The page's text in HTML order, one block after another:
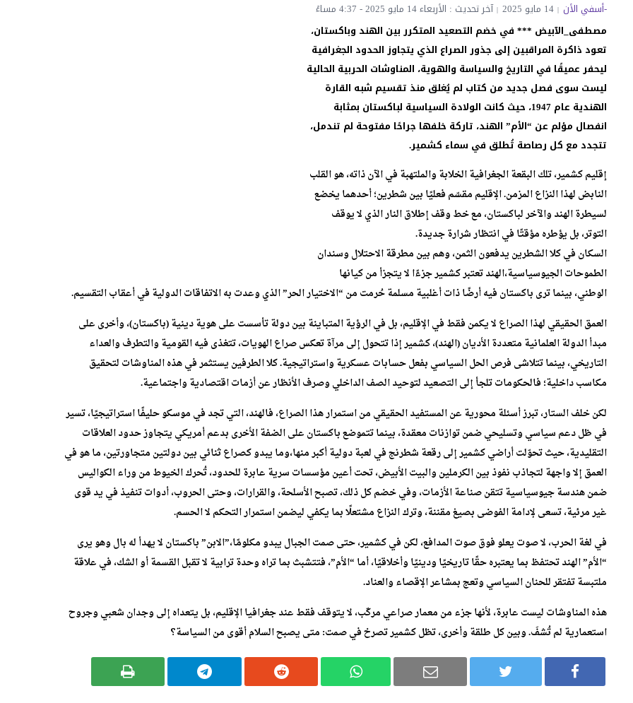
-أسفي الأن 14 مايو 2025
آخر تحديث : الأربعاء 14 مايو 2025 - 4:37 مساءً
مصطفى_الآبيض *** في خضم التصعيد المتكرر بين الهند وباكستان،
تعود ذاكرة المراقبين إلى جذور الصراع الذي يتجاوز الحدود الجغرافية
ليحفر عميقًا في التاريخ والسياسة والهوية، المناوشات الحربية الحالية
ليست سوى فصل جديد من كتاب لم يُغلق منذ تقسيم شبه القارة
الهندية عام 1947، حيث كانت الولادة السياسية لباكستان بمثابة
انفصال مؤلم عن “الأم” الهند، تاركة خلفها جراحًا مفتوحة لم تندمل،
تتجدد مع كل رصاصة تُطلق في سماء كشمير.
إقليم كشمير، تلك البقعة الجغرافية الخلابة والملتهبة في الآن ذاته، هو القلب
النابض لهذا النزاع المزمن. الإقليم مقسّم فعليًا بين شطرين؛ أحدهما يخضع
لسيطرة الهند والآخر لباكستان، مع خط وقف إطلاق النار الذي لا يوقف
التوتر، بل يؤطره مؤقتًا في انتظار شرارة جديدة.
السكان في كلا الشطرين يدفعون الثمن، وهم بين مطرقة الاحتلال وسندان
الطموحات الجيوسياسية،الهند تعتبر كشمير جزءًا لا يتجزأ من كيانها
الوطني، بينما ترى باكستان فيه أرضًا ذات أغلبية مسلمة حُرمت من “الاختيار الحر” الذي وعدت به الاتفاقات الدولية في أعقاب التقسيم.
العمق الحقيقي لهذا الصراع لا يكمن فقط في الإقليم، بل في الرؤية المتباينة بين دولة تأسست على هوية دينية (باكستان)، وأخرى على
مبدأ الدولة العلمانية متعددة الأديان (الهند)، كشمير إذا تتحول إلى مرآة تعكس صراع الهويات، تتغذى فيه القومية والتطرف والعداء
التاريخي، بينما تتلاشى فرص الحل السياسي بفعل حسابات عسكرية واستراتيجية. كلا الطرفين يستثمر في هذه المناوشات لتحقيق
مكاسب داخلية؛ فالحكومات تلجأ إلى التصعيد لتوحيد الصف الداخلي وصرف الأنظار عن أزمات اقتصادية واجتماعية.
لكن خلف الستار، تبرز أسئلة محورية عن المستفيد الحقيقي من استمرار هذا الصراع، فالهند، التي تجد في موسكو حليفًا استراتيجيًا، تسير
في ظل دعم سياسي وتسليحي ضمن توازنات معقدة، بينما تتموضع باكستان على الضفة الأخرى بدعم أمريكي يتجاوز حدود العلاقات
التقليدية، حيث تحوّلت أراضي كشمير إلى رقعة شطرنج في لعبة دولية أكبر منها،وما يبدو كصراع ثنائي بين دولتين متجاورتين، ما هو في
العمق إلا واجهة لتجاذب نفوذ بين الكرملين والبيت الأبيض، تحت أعين مؤسسات سرية عابرة للحدود، تُحرك الخيوط من وراء الكواليس
ضمن هندسة جيوسياسية تتقن صناعة الأزمات، وفي خضم كل ذلك، تصبح الأسلحة، والقرارات، وحتى الحروب، أدوات تنفيذ في يد قوى
غير مرئية، تسعى لإدامة الفوضى بصيغ مقننة، وترك النزاع مشتعلًا بما يكفي ليضمن استمرار التحكم لا الحسم.
في لغة الحرب، لا صوت يعلو فوق صوت المدافع، لكن في كشمير، حتى صمت الجبال يبدو مكلومًا،”الابن” باكستان لا يهدأ له بال وهو يرى
“الأم” الهند تحتفظ بما يعتبره حقًا تاريخيًا ودينيًا وأخلاقيًا، أما “الأم”، فتتشبث بما تراه وحدة ترابية لا تقبل القسمة أو الشك، في علاقة
ملتبسة تفتقر للحنان السياسي وتعج بمشاعر الإقصاء والعناد.
هذه المناوشات ليست عابرة، لأنها جزء من معمار صراعي مركّب، لا يتوقف فقط عند جغرافيا الإقليم، بل يتعداه إلى وجدان شعبي وجروح
استعمارية لم تُشفَ. وبين كل طلقة وأخرى، تظل كشمير تصرخ في صمت: متى يصبح السلام أقوى من السياسة؟